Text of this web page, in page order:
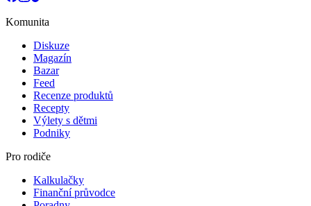
Komunita
Diskuze
Magazín
Bazar
Feed
Recenze produktů
Recepty
Výlety s dětmi
Podniky
Pro rodiče
Kalkulačky
Finanční průvodce